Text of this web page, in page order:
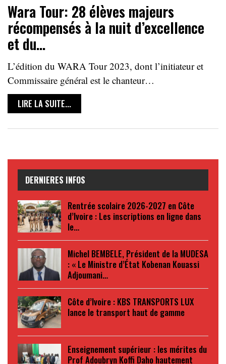
Wara Tour: 28 élèves majeurs
récompensés à la nuit d’excellence
et du…
L’édition du WARA Tour 2023, dont l’initiateur et
Commissaire général est le chanteur…
LIRE LA SUITE...
DERNIERES INFOS
Rentrée scolaire 2026-2027 en Côte
d’Ivoire : Les inscriptions en ligne dans
le…
Michel BEMBELE, Président de la MUDESA
: « Le Ministre d’État Kobenan Kouassi
Adjoumani…
Côte d’Ivoire : KBS TRANSPORTS LUX
lance le transport haut de gamme
Enseignement supérieur : les mérites du
Prof Adoubryn Koffi Daho hautement